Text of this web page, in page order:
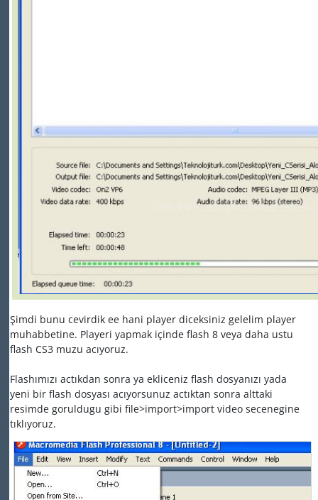
Şimdi bunu cevirdik ee hani player diceksiniz gelelim player
muhabbetine. Playeri yapmak içinde flash 8 veya daha ustu
flash CS3 muzu acıyoruz.
Flashımızı actıkdan sonra ya ekliceniz flash dosyanızı yada
yeni bir flash dosyası acıyorsunuz actıktan sonra alttaki
resimde goruldugu gibi file>import>import video secenegine
tıklıyoruz.